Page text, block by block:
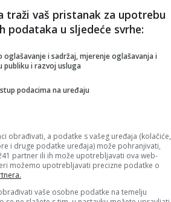
bez najave i objašnjenja. Mišljenja
traži vaš pristanak za upotrebu
podataka u sljedeće svrhe:
oglašavanje i sadržaj, mjerenje oglašavanja i
publiku i razvoj usluga
podacima na uređaju
obrađivati, a podatke s vašeg uređaja (kolačiće,
i druge podatke uređaja) može pohranjivati,
partner ili ih može upotrebljavati ova web-
možemo upotrebljavati precizne podatke o
vaše osobne podatke na temelju